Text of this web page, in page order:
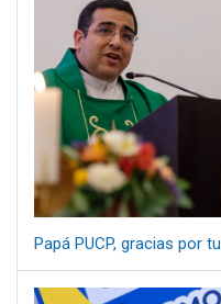
Papá PUCP, gracias por